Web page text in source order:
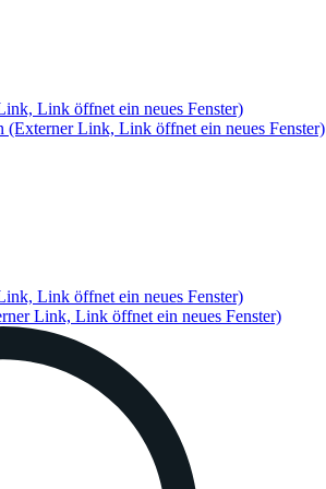
Link öffnet ein neues Fenster)
(Externer Link, Link öffnet ein neues Fenster)
Link öffnet ein neues Fenster)
Link, Link öffnet ein neues Fenster)